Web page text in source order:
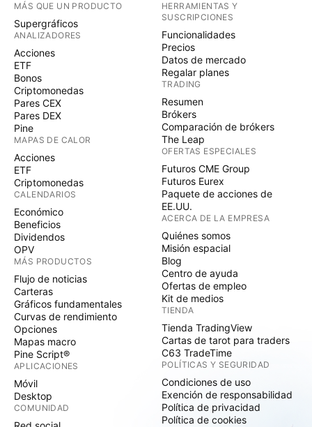
MÁS QUE UN PRODUCTO
Supergráficos
ANALIZADORES
Acciones
ETF
Bonos
Criptomonedas
Pares CEX
Pares DEX
Pine
MAPAS DE CALOR
Acciones
ETF
Criptomonedas
CALENDARIOS
Económico
Beneficios
Dividendos
OPV
MÁS PRODUCTOS
Flujo de noticias
Carteras
Gráficos fundamentales
Curvas de rendimiento
Opciones
Mapas macro
Pine Script®
APLICACIONES
Móvil
Desktop
COMUNIDAD
HERRAMIENTAS Y
SUSCRIPCIONES
Funcionalidades
Precios
Datos de mercado
Regalar planes
TRADING
Resumen
Brókers
Comparación de brókers
The Leap
OFERTAS ESPECIALES
Futuros CME Group
Futuros Eurex
Paquete de acciones de
EE.UU.
ACERCA DE LA EMPRESA
Quiénes somos
Misión espacial
Blog
Centro de ayuda
Ofertas de empleo
Kit de medios
TIENDA
Tienda TradingView
Cartas de tarot para traders
C63 TradeTime
POLÍTICAS Y SEGURIDAD
Condiciones de uso
Exención de responsabilidad
Política de privacidad
Política de cookies